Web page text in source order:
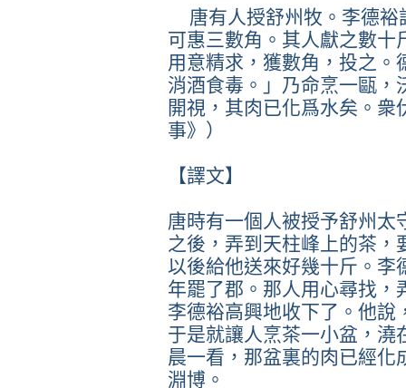
唐有人授舒州牧。李德裕
可惠三數角。其人獻之數十
用意精求，獲數角，投之。
消酒食毒。」乃命烹一甌，
開視，其肉已化爲水矣。
事》）
【譯文】
唐時有一個人被授予舒州太
之後，弄到天柱峰上的茶，
以後給他送來好幾十斤。李
年罷了郡。那人用心尋找，
李德裕高興地收下了。他說
于是就讓人烹茶一小盆，澆
晨一看，那盆裏的肉已經化
淵博。